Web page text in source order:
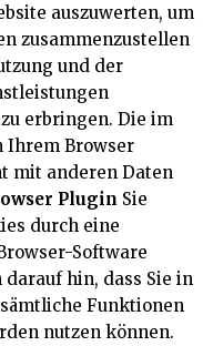
auszuwerten, um
zusammenzustellen
und der
erbringen. Die im
Ihrem Browser
mit anderen Daten
Plugin Sie
durch eine
Software
hin, dass Sie in
Funktionen
nutzen können.